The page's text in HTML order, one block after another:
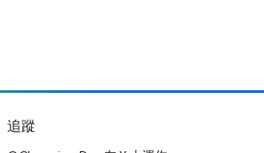
追蹤